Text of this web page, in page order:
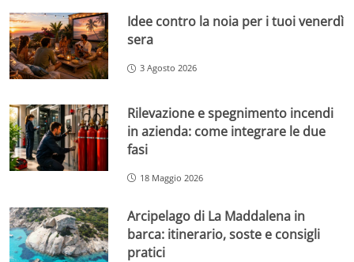
Idee contro la noia per i tuoi venerdì
sera
3 Agosto 2026
Rilevazione e spegnimento incendi
in azienda: come integrare le due
fasi
18 Maggio 2026
Arcipelago di La Maddalena in
barca: itinerario, soste e consigli
pratici